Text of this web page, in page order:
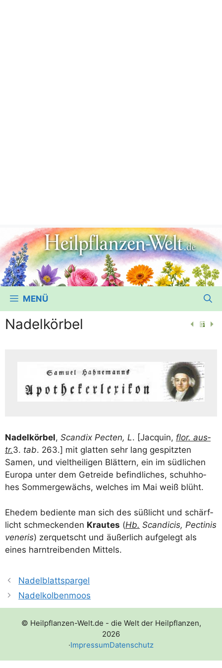
MENÜ
Nadelkörbel
Nadel­kör­bel, Scan­dix Pec­ten, L. [Jac­quin, flor. aus­
tr.3. tab. 263.] mit glat­ten sehr lang gespitz­ten
Samen, und vielt­hei­li­gen Blät­tern, ein im süd­li­chen
Euro­pa unter dem Getrei­de befind­li­ches, schuh­ho­
hes Som­mer­ge­wächs, wel­ches im Mai weiß blüht.
Ehe­dem bedien­te man sich des süß­licht und schärf­
licht schme­cken­den Krau­tes (Hb. Scan­di­cis, Pec­ti­nis
vene­ris) zer­quetscht und äußer­lich auf­ge­legt als
eines harn­trei­ben­den Mittels.
Nadelblattspargel
Nadelkolbenmoos
© Heilpflanzen-Welt.de - die Welt der Heilpflanzen,
2026
·ImpressumDatenschutz